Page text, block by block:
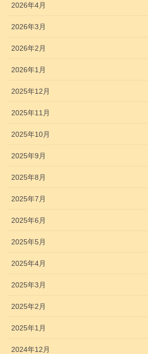
2026年4月
2026年3月
2026年2月
2026年1月
2025年12月
2025年11月
2025年10月
2025年9月
2025年8月
2025年7月
2025年6月
2025年5月
2025年4月
2025年3月
2025年2月
2025年1月
2024年12月